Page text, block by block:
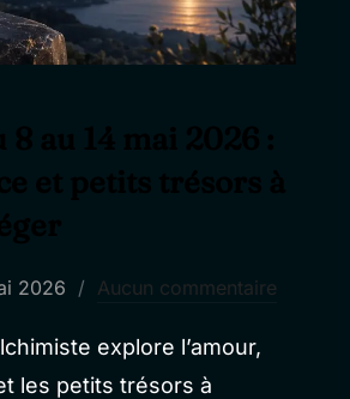
2026 Aucun commentaire
explore l’amour,
les petits trésors à